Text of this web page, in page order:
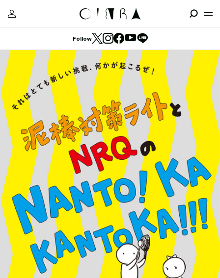
Follow